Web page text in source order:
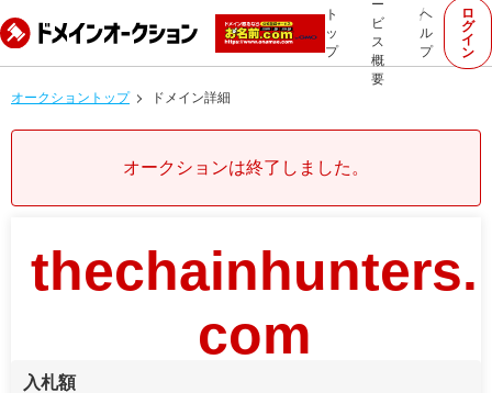
ト
ッ
プ
ー
ビ
ス
概
要
ヘ
ル
プ
ロ
グ
イ
ン
オークショントップ ドメイン詳細
オークションは終了しました。
thechainhunters.
com
入札額